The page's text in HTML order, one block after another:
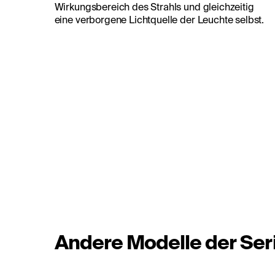
Wirkungsbereich des Strahls und gleichzeitig
eine verborgene Lichtquelle der Leuchte selbst.
Andere Modelle der